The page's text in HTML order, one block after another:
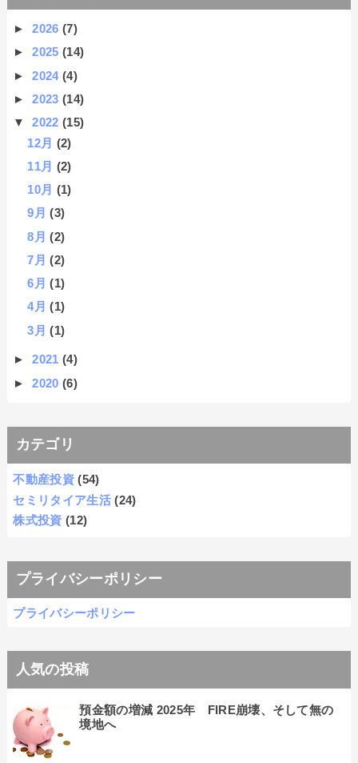
►2026(7)
►2025(14)
►2024(4)
►2023(14)
▼2022(15)
12月 (2)
11月 (2)
10月 (1)
9月(3)
8月(2)
7月(2)
6月(1)
4月(1)
3月(1)
►2021(4)
►2020(6)
カテゴリ
不動産投資 (54)
セミリタイア生活 (24)
株式投資 (12)
プライバシーポリシー
プライバシーポリシー
人気の投稿
預金額の増減 2025年 FIRE崩壊、そして無の
境地へ